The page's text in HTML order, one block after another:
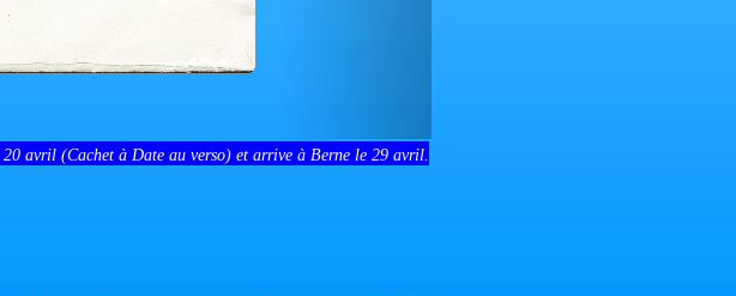
avril (Cachet à Date au verso) et arrive à Berne le 29 avril.